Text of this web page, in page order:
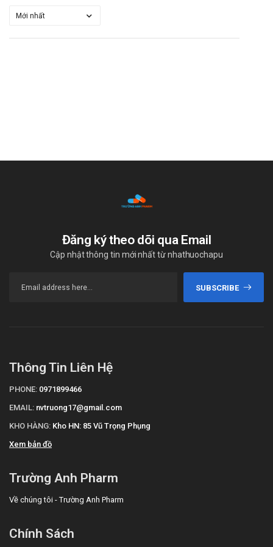
"Trường Anh Pharm xin được thay mặt toàn bộ đội ngũ nhân viên
Đăng ký theo dõi qua Email
Cập nhật thông tin mới nhất từ nhathuochapu
SUBSCRIBE
Thông Tin Liên Hệ
PHONE: 0971899466
EMAIL: nvtruong17@gmail.com
KHO HÀNG: Kho HN: 85 Vũ Trọng Phụng
Xem bản đồ
Trường Anh Pharm
Về chúng tôi - Trường Anh Pharm
Chính Sách